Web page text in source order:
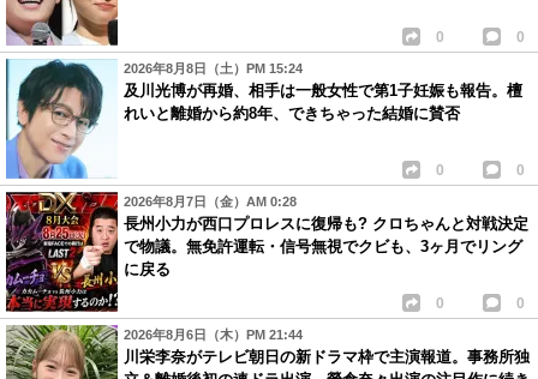
0 0
2026年8月8日（土）PM 15:24
及川光博が再婚、相手は一般女性で第1子妊娠も報告。檀
れいと離婚から約8年、できちゃった結婚に賛否
0 0
2026年8月7日（金）AM 0:28
長州小力が西口プロレスに復帰も? クロちゃんと対戦決定
で物議。無免許運転・信号無視でクビも、3ヶ月でリング
に戻る
0 0
2026年8月6日（木）PM 21:44
川栄李奈がテレビ朝日の新ドラマ枠で主演報道。事務所独